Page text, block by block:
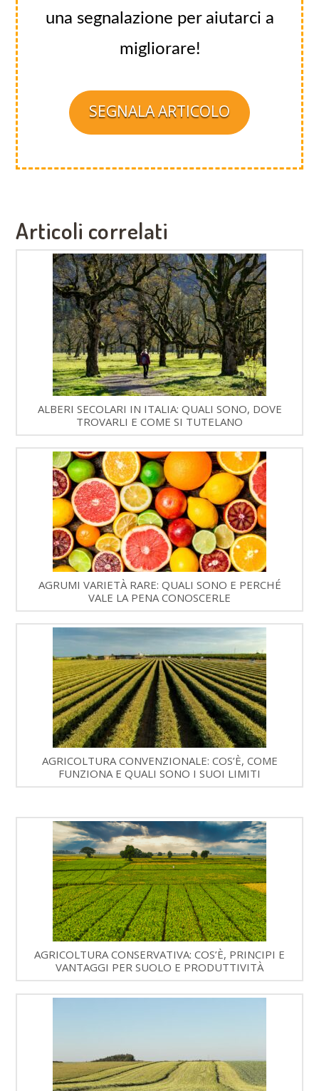
una segnalazione per aiutarci a
migliorare!
SEGNALA ARTICOLO
Articoli correlati
ALBERI SECOLARI IN ITALIA: QUALI SONO, DOVE
TROVARLI E COME SI TUTELANO
AGRUMI VARIETÀ RARE: QUALI SONO E PERCHÉ
VALE LA PENA CONOSCERLE
AGRICOLTURA CONVENZIONALE: COS’È, COME
FUNZIONA E QUALI SONO I SUOI LIMITI
AGRICOLTURA CONSERVATIVA: COS’È, PRINCIPI E
VANTAGGI PER SUOLO E PRODUTTIVITÀ